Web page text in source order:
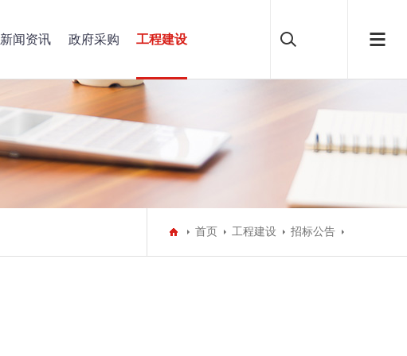
新闻资讯 政府采购 工程建设
首页 工程建设 招标公告